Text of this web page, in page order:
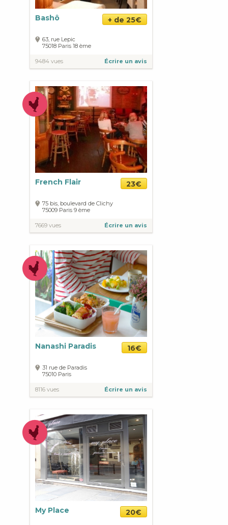
Bashô + de 25€
63, rue Lepic
75018 Paris 18 ème
9484 vues Écrire un avis
French Flair 23€
75 bis, boulevard de Clichy
75009 Paris 9 ème
7669 vues Écrire un avis
Nanashi Paradis 16€
31 rue de Paradis
75010 Paris
8116 vues Écrire un avis
My Place 20€